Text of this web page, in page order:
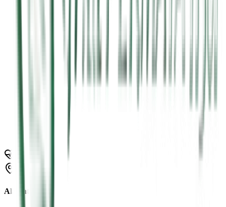
Rute ke RS Grha Permata Ibu
Dari lokasi Anda saat ini
Alamat Kami